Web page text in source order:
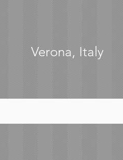
Verona, Italy